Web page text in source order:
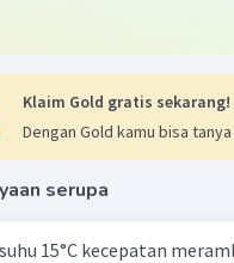
Klaim Gold gratis sekarang!
Dengan Gold kamu bisa
serupa
15°C kecepatan